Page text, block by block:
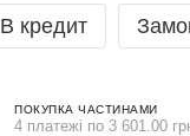
В кредит
ПОКУПКА ЧАСТИНАМИ
4 платежі по 3 601.00